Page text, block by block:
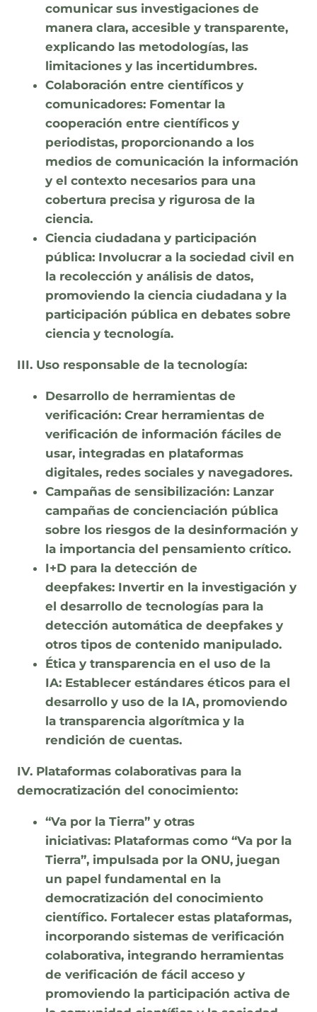
comunicar sus investigaciones de
manera clara, accesible y transparente,
explicando las metodologías, las
limitaciones y las incertidumbres.
Colaboración entre científicos y
comunicadores: Fomentar la
cooperación entre científicos y
periodistas, proporcionando a los
medios de comunicación la información
y el contexto necesarios para una
cobertura precisa y rigurosa de la
ciencia.
Ciencia ciudadana y participación
pública: Involucrar a la sociedad civil en
la recolección y análisis de datos,
promoviendo la ciencia ciudadana y la
participación pública en debates sobre
ciencia y tecnología.
III. Uso responsable de la tecnología:
Desarrollo de herramientas de
verificación: Crear herramientas de
verificación de información fáciles de
usar, integradas en plataformas
digitales, redes sociales y navegadores.
Campañas de sensibilización: Lanzar
campañas de concienciación pública
sobre los riesgos de la desinformación y
la importancia del pensamiento crítico.
I+D para la detección de
deepfakes: Invertir en la investigación y
el desarrollo de tecnologías para la
detección automática de deepfakes y
otros tipos de contenido manipulado.
Ética y transparencia en el uso de la
IA: Establecer estándares éticos para el
desarrollo y uso de la IA, promoviendo
la transparencia algorítmica y la
rendición de cuentas.
IV. Plataformas colaborativas para la
democratización del conocimiento:
“Va por la Tierra” y otras
iniciativas: Plataformas como “Va por la
Tierra”, impulsada por la ONU, juegan
un papel fundamental en la
democratización del conocimiento
científico. Fortalecer estas plataformas,
incorporando sistemas de verificación
colaborativa, integrando herramientas
de verificación de fácil acceso y
promoviendo la participación activa de